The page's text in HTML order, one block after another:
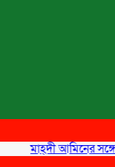
মাহ্দী আমিনের সঙ্গে